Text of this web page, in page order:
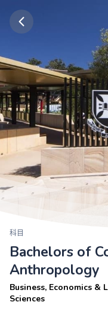
科目
Bachelors of
Anthropology
Business, Economics &
Sciences